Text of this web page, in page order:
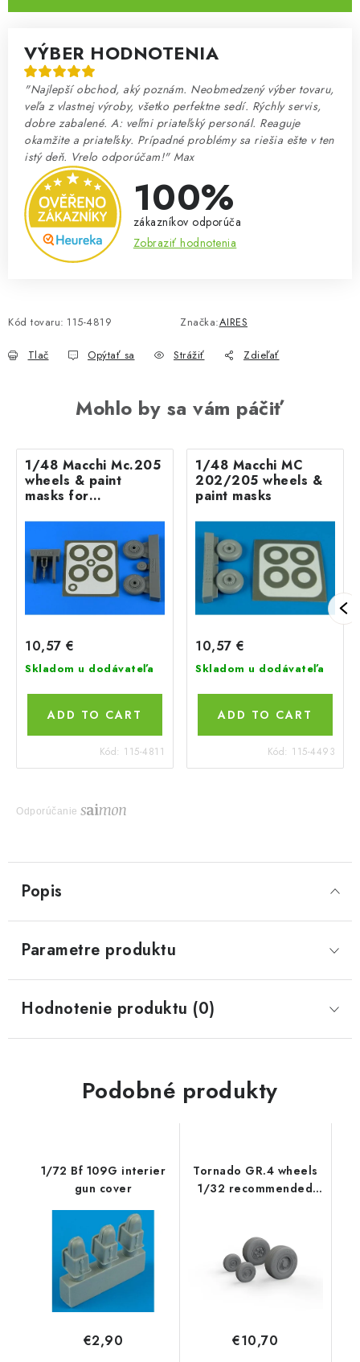
VÝBER HODNOTENIA
"Najlepší obchod, aký poznám. Neobmedzený výber tovaru,
veľa z vlastnej výroby, všetko perfektne sedí. Rýchly servis,
dobre zabalené. A: veľmi priateľský personál. Reaguje
okamžite a priateľsky. Prípadné problémy sa riešia ešte v ten
istý deň. Vrelo odporúčam!" Max
100%
zákazníkov odporúča
Zobraziť hodnotenia
Kód tovaru: 115-4819 Značka:AIRES
Tlač Opýtať sa Strážiť Zdieľať
Mohlo by sa vám páčiť
1/48 Macchi Mc.205
wheels & paint
masks for
10,57 €
Skladom u dodávateľa
ADD TO CART
Kód: 115-4811
1/48 Macchi MC
202/205 wheels &
paint masks
10,57 €
Skladom u dodávateľa
ADD TO CART
Kód: 115-4493
Odporúčanie
Popis
Parametre produktu
Hodnotenie produktu (0)
Podobné produkty
1/72 Bf 109G interier
gun cover
€2,90
Tornado GR.4 wheels
1/32 recommended
€10,70